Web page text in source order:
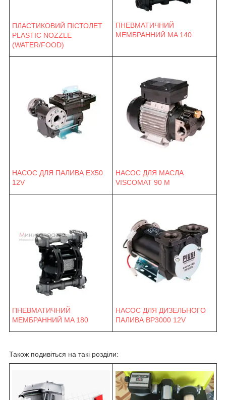
ПЛАСТИКОВИЙ ПІСТОЛЕТ
PLASTIC NOZZLE
(WATER/FOOD)
ПНЕВМАТИЧНИЙ
МЕМБРАННИЙ MA 140
НАСОС ДЛЯ ПАЛИВА EX50
12V
НАСОС ДЛЯ МАСЛА
VISCOMAT 90 M
ПНЕВМАТИЧНИЙ
МЕМБРАННИЙ MA 180
НАСОС ДЛЯ ДИЗЕЛЬНОГО
ПАЛИВА BP3000 12V
Також подивіться на такі розділи: